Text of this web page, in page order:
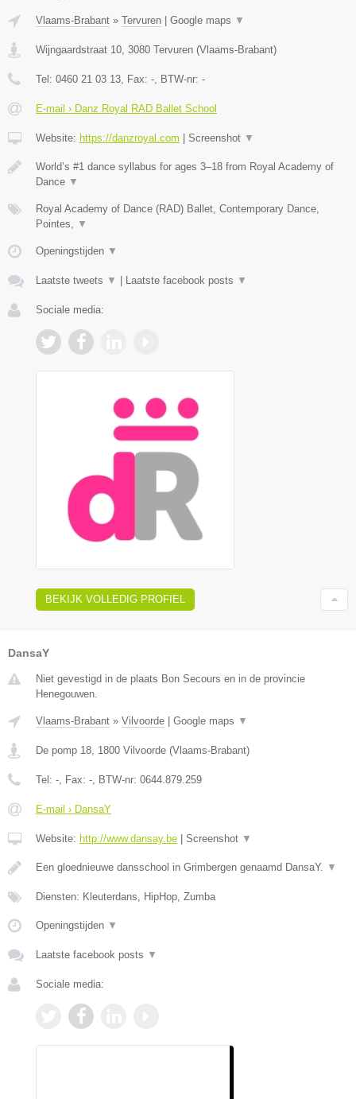
Vlaams-Brabant » Tervuren | Google maps ▼
Wijngaardstraat 10 3080 Tervuren (Vlaams-Brabant)
Tel: 0460 21 03 13 , Fax: - , BTW-nr: -
E-mail › Danz Royal RAD Ballet School
Website: https://danzroyal.com | Screenshot ▼
World’s #1 dance syllabus for ages 3–18 from Royal Academy of
Dance ▼
Royal Academy of Dance (RAD) Ballet, Contemporary Dance,
Pointes,
▼
Openingstijden ▼
Laatste tweets ▼ | Laatste facebook posts ▼
Sociale media:
BEKIJK VOLLEDIG PROFIEL
DansaY
Niet gevestigd in de plaats Bon Secours en in de provincie
Henegouwen.
Vlaams-Brabant » Vilvoorde | Google maps ▼
De pomp 18 1800 Vilvoorde (Vlaams-Brabant)
Tel: - , Fax: - , BTW-nr: 0644.879.259
E-mail › DansaY
Website: http://www.dansay.be | Screenshot ▼
Een gloednieuwe dansschool in Grimbergen genaamd DansaY. ▼
Diensten: Kleuterdans, HipHop, Zumba
Openingstijden ▼
Laatste facebook posts ▼
Sociale media: